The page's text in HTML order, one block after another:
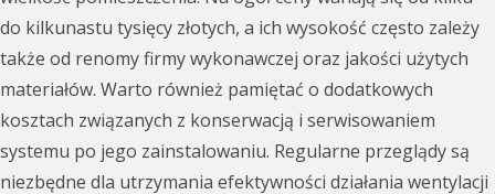
do kilkunastu tysięcy złotych, a ich wysokość często zależy
także od renomy firmy wykonawczej oraz jakości użytych
materiałów. Warto również pamiętać o dodatkowych
kosztach związanych z konserwacją i serwisowaniem
systemu po jego zainstalowaniu. Regularne przeglądy są
niezbędne dla utrzymania efektywności działania wentylacji